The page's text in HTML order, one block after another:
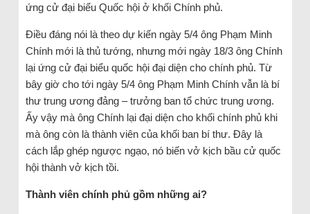
ứng cử đại biểu Quốc hội ở khối Chính phủ.
Điều đáng nói là theo dự kiến ngày 5/4 ông Phạm Minh
Chính mới là thủ tướng, nhưng mới ngày 18/3 ông Chính
lại ứng cử đại biểu quốc hội đại diện cho chính phủ. Từ
bây giờ cho tới ngày 5/4 ông Phạm Minh Chính vẫn là bí
thư trung ương đảng – trưởng ban tổ chức trung ương.
Ấy vậy mà ông Chính lại đại diện cho khối chính phủ khi
mà ông còn là thành viên của khối ban bí thư. Đây là
cách lắp ghép ngược ngạo, nó biến vở kịch bầu cử quốc
hội thành vở kịch tồi.
Thành viên chính phủ gồm những ai?